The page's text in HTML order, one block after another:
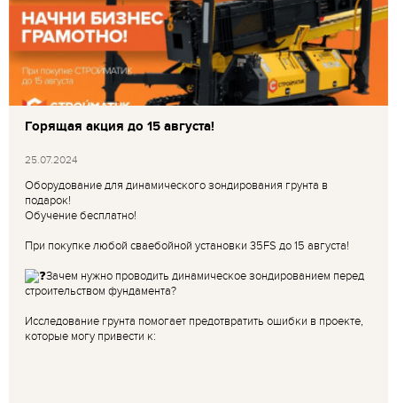
Горящая акция до 15 августа!
25.07.2024
Оборудование для динамического зондирования грунта в
подарок!
Обучение бесплатно!
При покупке любой сваебойной установки 35FS до 15 августа!
Зачем нужно проводить динамическое зондированием перед
строительством фундамента?
Исследование грунта помогает предотвратить ошибки в проекте,
которые могу привести к: